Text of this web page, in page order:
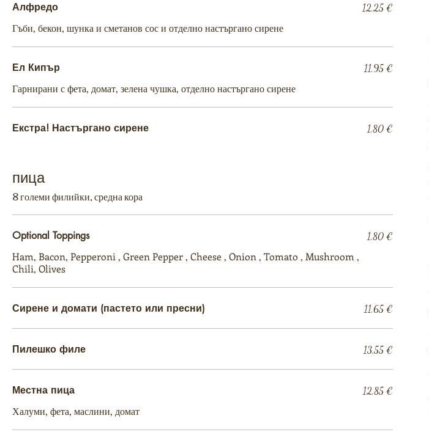
Алфредо
Гъби, бекон, шунка и сметанов сос и отделно настъргано сирене
12,25 €
Ел Кипър
Гарнирани с фета, домат, зелена чушка, отделно настъргано сирене
11,95 €
Екстра! Настъргано сирене 1,80 €
пица
8 големи филийки, средна кора
Optional Toppings
Ham, Bacon, Pepperoni , Green Pepper , Cheese , Onion , Tomato , Mushroom ,
Chili, Olives
1,80 €
Сирене и домати (пастето или пресни) 11,65 €
Пилешко филе 13,55 €
Местна пица
Халуми, фета, маслини, домат
12,85 €